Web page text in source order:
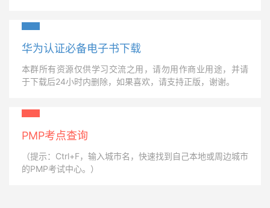
华为认证必备电子书下载
本群所有资源仅供学习交流之用，请勿用作商业用途，并请
于下载后24小时内删除，如果喜欢，请支持正版，谢谢。
PMP考点查询
（提示：Ctrl+F，输入城市名，快速找到自己本地或周边城市
的PMP考试中心。）